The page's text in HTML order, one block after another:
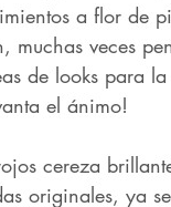
a flor de
veces
de looks para
el ánimo!
cereza
originales, ya